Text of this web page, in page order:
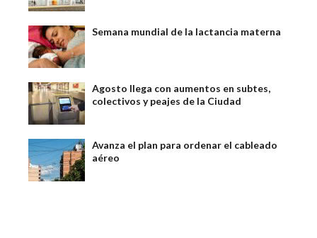
Semana mundial de la lactancia materna
Agosto llega con aumentos en subtes,
colectivos y peajes de la Ciudad
Avanza el plan para ordenar el cableado
aéreo